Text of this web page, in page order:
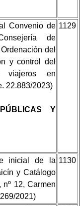
Convenio de
de
del
y control del
viajeros en
22.883/2023)
Y
1129
inicial de la
y Catálogo
12, Carmen
2021)
1130